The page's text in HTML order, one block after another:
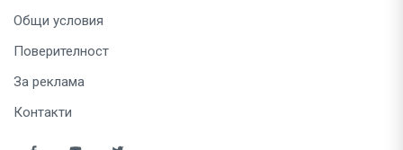
Общи условия
Поверителност
За реклама
Контакти